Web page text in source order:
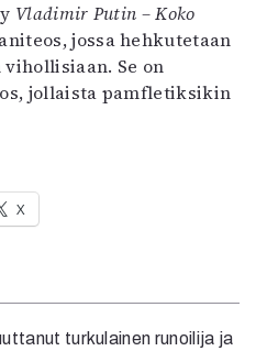
Vladimir Putin – Koko
jossa hehkutetaan
Se on
jollaista pamfletiksikin
X
turkulainen runoilija ja